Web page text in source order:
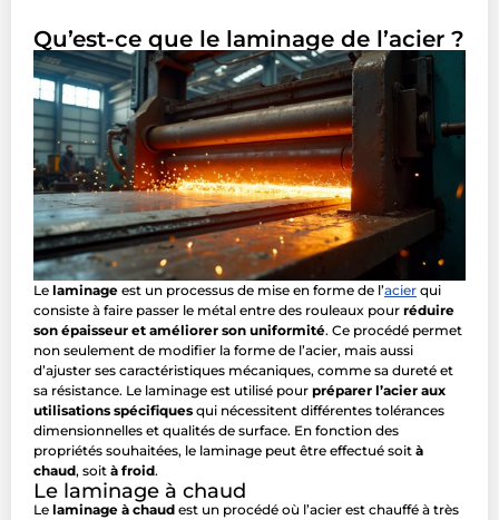
Qu’est-ce que le laminage de l’acier ?
Le laminage est un processus de mise en forme de l’acier qui
consiste à faire passer le métal entre des rouleaux pour réduire
son épaisseur et améliorer son uniformité. Ce procédé permet
non seulement de modifier la forme de l’acier, mais aussi
d’ajuster ses caractéristiques mécaniques, comme sa dureté et
sa résistance. Le laminage est utilisé pour préparer l’acier aux
utilisations spécifiques qui nécessitent différentes tolérances
dimensionnelles et qualités de surface. En fonction des
propriétés souhaitées, le laminage peut être effectué soit à
chaud, soit à froid.
Le laminage à chaud
Le laminage à chaud est un procédé où l’acier est chauffé à très